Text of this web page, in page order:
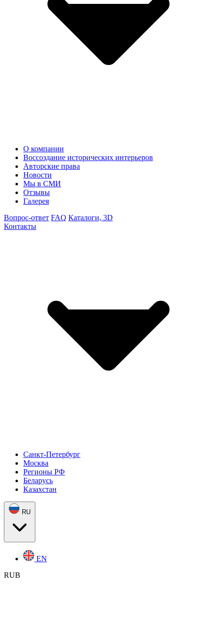
О компании
Воссоздание исторических интерьеров
Авторские права
Новости
Мы в СМИ
Отзывы
Галерея
Вопрос-ответ FAQ Каталоги, 3D
Контакты
Санкт-Петербург
Москва
Регионы РФ
Беларусь
Казахстан
RU
EN
RUB